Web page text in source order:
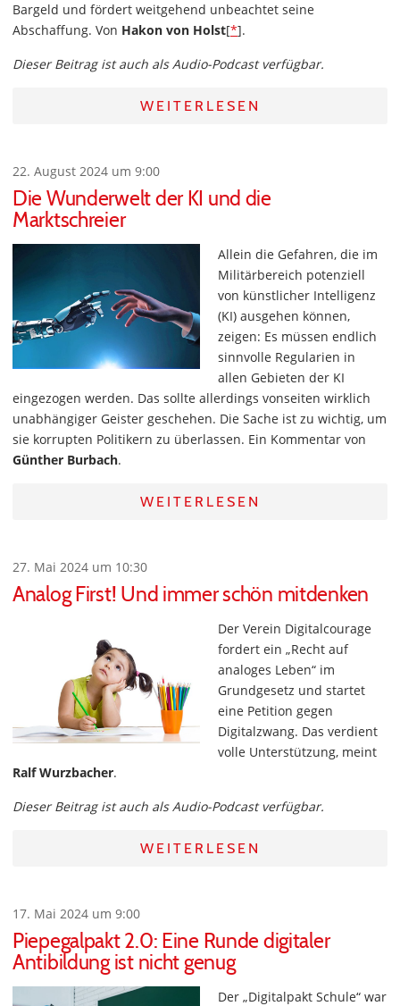
Bargeld und fördert weitgehend unbeachtet seine
Abschaffung. Von Hakon von Holst[*].
Dieser Beitrag ist auch als Audio-Podcast verfügbar.
WEITERLESEN
22. August 2024 um 9:00
Die Wunderwelt der KI und die
Marktschreier
Allein die Gefahren, die im
Militärbereich potenziell
von künstlicher Intelligenz
(KI) ausgehen können,
zeigen: Es müssen endlich
sinnvolle Regularien in
allen Gebieten der KI
eingezogen werden. Das sollte allerdings vonseiten wirklich
unabhängiger Geister geschehen. Die Sache ist zu wichtig, um
sie korrupten Politikern zu überlassen. Ein Kommentar von
Günther Burbach.
WEITERLESEN
27. Mai 2024 um 10:30
Analog First! Und immer schön mitdenken
Der Verein Digitalcourage
fordert ein „Recht auf
analoges Leben“ im
Grundgesetz und startet
eine Petition gegen
Digitalzwang. Das verdient
volle Unterstützung, meint
Ralf Wurzbacher.
Dieser Beitrag ist auch als Audio-Podcast verfügbar.
WEITERLESEN
17. Mai 2024 um 9:00
Piepegalpakt 2.0: Eine Runde digitaler
Antibildung ist nicht genug
Der „Digitalpakt Schule“ war